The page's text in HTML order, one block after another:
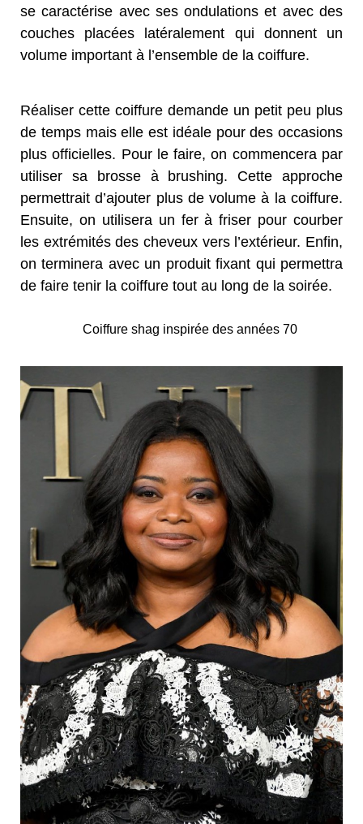
se caractérise avec ses ondulations et avec des
couches placées latéralement qui donnent un
volume important à l’ensemble de la coiffure.
Réaliser cette coiffure demande un petit peu plus
de temps mais elle est idéale pour des occasions
plus officielles. Pour le faire, on commencera par
utiliser sa brosse à brushing. Cette approche
permettrait d’ajouter plus de volume à la coiffure.
Ensuite, on utilisera un fer à friser pour courber
les extrémités des cheveux vers l’extérieur. Enfin,
on terminera avec un produit fixant qui permettra
de faire tenir la coiffure tout au long de la soirée.
Coiffure shag inspirée des années 70